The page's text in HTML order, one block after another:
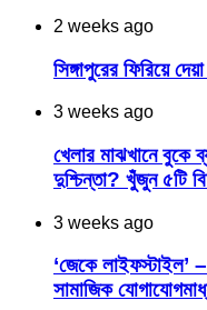
2 weeks ago
সিঙ্গাপুরের ফিরিয়ে
3 weeks ago
খেলার মাঝখানে বুকে
দুশ্চিন্তা? খুঁজুন ৫টি
3 weeks ago
‘জেকে লাইফস্টাইল’
সামাজিক